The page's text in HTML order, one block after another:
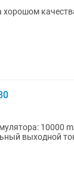
хорошом
10000
выходной